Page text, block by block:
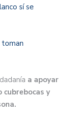
sí se
toman
a apoyar
y